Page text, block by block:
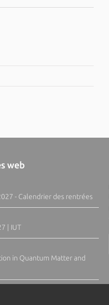
web
- Calendrier des rentrées
| IUT
in Quantum Matter and